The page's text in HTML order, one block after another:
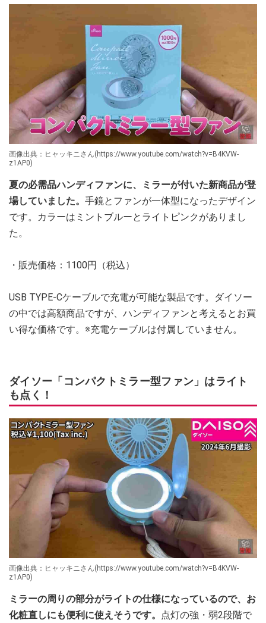
画像出典：ヒャッキニさん(https://www.youtube.com/watch?v=B4KVW-
z1AP0)
夏の必需品ハンディファンに、ミラーが付いた新商品が登
場していました。 手鏡とファンが一体型になったデザイン
です。カラーはミントブルーとライトピンクがありまし
た。
・販売価格：1100円（税込）
USB TYPE-Cケーブルで充電が可能な製品です。ダイソー
の中では高額商品ですが、ハンディファンと考えるとお買
い得な価格です。※充電ケーブルは付属していません。
ダイソー「コンパクトミラー型ファン」はライト
も点く！
画像出典：ヒャッキニさん(https://www.youtube.com/watch?v=B4KVW-
z1AP0)
ミラーの周りの部分がライトの仕様になっているので、お
化粧直しにも便利に使えそうです。
点灯の強・弱2段階で